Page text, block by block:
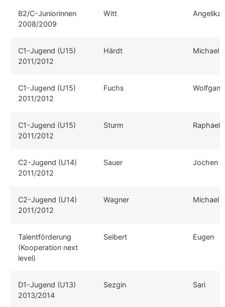
B2/C-Juniorinnen
2008/2009
Witt Angelika
C1-Jugend (U15)
2011/2012
Härdt Michael
C1-Jugend (U15)
2011/2012
Fuchs Wolfgang
C1-Jugend (U15)
2011/2012
Sturm Raphael
C2-Jugend (U14)
2011/2012
Sauer Jochen
C2-Jugend (U14)
2011/2012
Wagner Michael
Talentförderung
(Kooperation next
level)
Seibert Eugen
D1-Jugend (U13)
2013/2014
Sezgin Sari